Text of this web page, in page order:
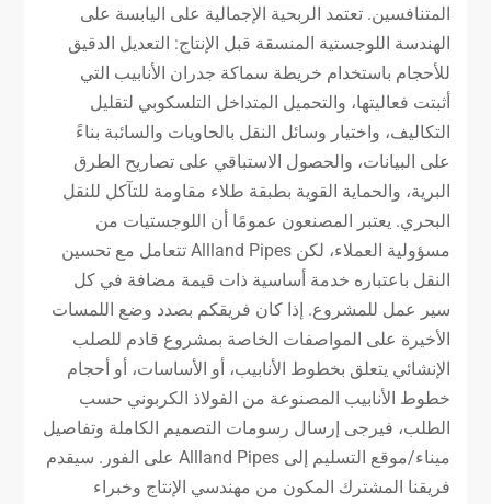
المتنافسين. تعتمد الربحية الإجمالية على اليابسة على
الهندسة اللوجستية المنسقة قبل الإنتاج: التعديل الدقيق
للأحجام باستخدام خريطة سماكة جدران الأنابيب التي
أثبتت فعاليتها، والتحميل المتداخل التلسكوبي لتقليل
التكاليف، واختيار وسائل النقل بالحاويات والسائبة بناءً
على البيانات، والحصول الاستباقي على تصاريح الطرق
البرية، والحماية القوية بطبقة طلاء مقاومة للتآكل للنقل
البحري. يعتبر المصنعون عمومًا أن اللوجستيات من
مسؤولية العملاء، لكن Allland Pipes تتعامل مع تحسين
النقل باعتباره خدمة أساسية ذات قيمة مضافة في كل
سير عمل للمشروع. إذا كان فريقكم بصدد وضع اللمسات
الأخيرة على المواصفات الخاصة بمشروع قادم للصلب
الإنشائي يتعلق بخطوط الأنابيب، أو الأساسات، أو أحجام
خطوط الأنابيب المصنوعة من الفولاذ الكربوني حسب
الطلب، فيرجى إرسال رسومات التصميم الكاملة وتفاصيل
ميناء/موقع التسليم إلى Allland Pipes على الفور. سيقدم
فريقنا المشترك المكون من مهندسي الإنتاج وخبراء